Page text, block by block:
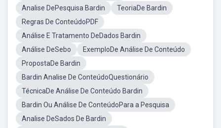
Analise DePesquisa Bardin
TeoriaDe Bardin
Regras De ConteúdoPDF
Análise E Tratamento DeDados Bardin
Análise DeSebo
ExemploDe Análise De Conteúdo
PropostaDe Bardin
Bardin Analise De ConteúdoQuestionário
TécnicaDe Análise De Conteúdo Bardin
Bardin Ou Análise De ConteúdoPara a Pesquisa
Analise DeSados De Bardin